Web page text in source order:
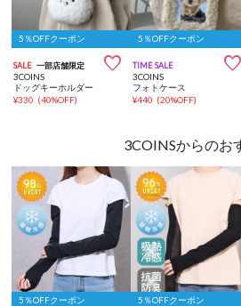
5％OFFクーポン
SALE 一部店舗限定 
3COINS
ドッグキーホルダー
¥330 (40%OFF)
5％OFFクーポン
TIME SALE 
3COINS
フォトケース
¥440 (20%OFF)
3COINSからのお
5％OFFクーポン 5％OFFクーポン